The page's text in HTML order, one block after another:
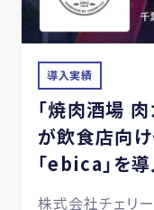
導入実績
「焼肉酒場
が飲食店向
「ebica」を導
株式会社チェリー